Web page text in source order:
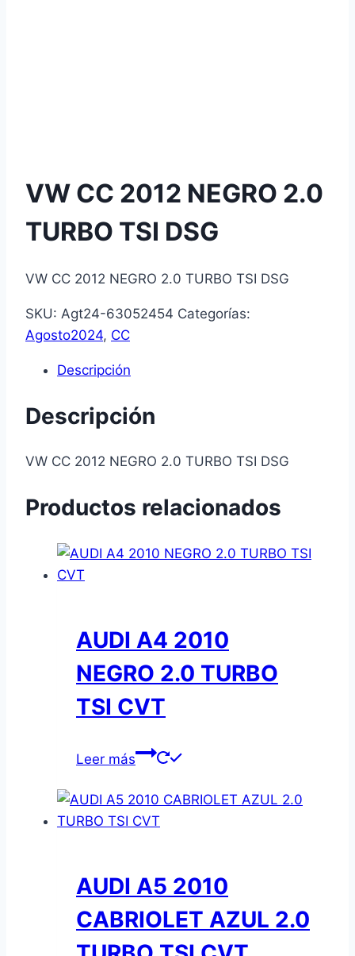
VW CC 2012 NEGRO 2.0
TURBO TSI DSG
VW CC 2012 NEGRO 2.0 TURBO TSI DSG
SKU: Agt24-63052454 Categorías:
Agosto2024, CC
Descripción
Descripción
VW CC 2012 NEGRO 2.0 TURBO TSI DSG
Productos relacionados
AUDI A4 2010
NEGRO 2.0 TURBO
TSI CVT
Leer más
AUDI A5 2010
CABRIOLET AZUL 2.0